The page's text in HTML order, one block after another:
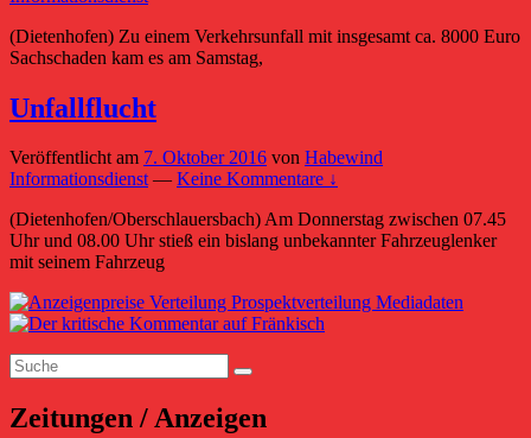
(Dietenhofen) Zu einem Verkehrsunfall mit insgesamt ca. 8000 Euro
Sachschaden kam es am Samstag,
Unfallflucht
Veröffentlicht am 7. Oktober 2016 von Habewind
Informationsdienst — Keine Kommentare ↓
(Dietenhofen/Oberschlauersbach) Am Donnerstag zwischen 07.45
Uhr und 08.00 Uhr stieß ein bislang unbekannter Fahrzeuglenker
mit seinem Fahrzeug
Primärer
Seitenleisten-
Widgetbereich
Suchen
nach:
Suchen
Zeitungen / Anzeigen